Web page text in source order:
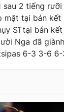
English
sau 2 tiếng
mặt tại bán kết
Sĩ tại bán kết
Nga đã
6-3 3-6